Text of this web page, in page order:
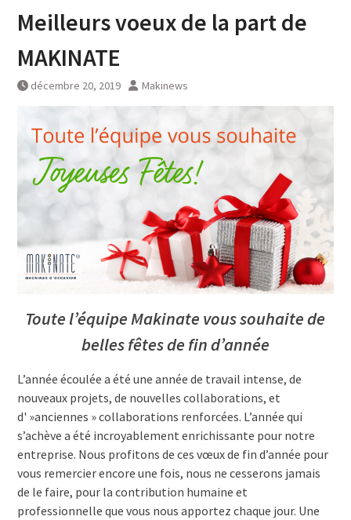
Meilleurs voeux de la part de
MAKINATE
décembre 20, 2019 Makinews
Toute l’équipe Makinate vous souhaite de
belles fêtes de fin d’année
L’année écoulée a été une année de travail intense, de
nouveaux projets, de nouvelles collaborations, et
d' »anciennes » collaborations renforcées. L’année qui
s’achève a été incroyablement enrichissante pour notre
entreprise. Nous profitons de ces vœux de fin d’année pour
vous remercier encore une fois, nous ne cesserons jamais
de le faire, pour la contribution humaine et
professionnelle que vous nous apportez chaque jour. Une